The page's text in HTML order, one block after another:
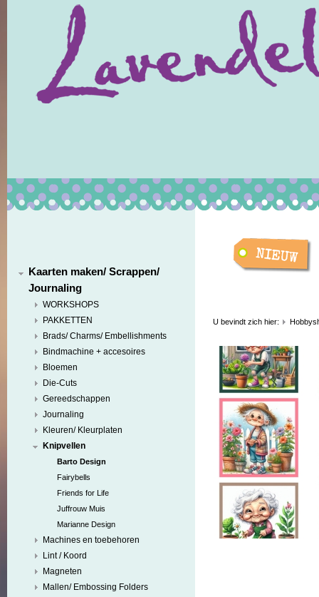
Kaarten maken/ Scrappen/
Journaling
WORKSHOPS
PAKKETTEN
Brads/ Charms/ Embellishments
Bindmachine + accesoires
Bloemen
Die-Cuts
Gereedschappen
Journaling
Kleuren/ Kleurplaten
Knipvellen
Barto Design
Fairybells
Friends for Life
Juffrouw Muis
Marianne Design
Machines en toebehoren
Lint / Koord
Magneten
Mallen/ Embossing Folders
U bevindt zich hier: